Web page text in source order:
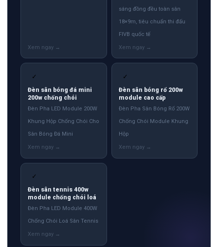
sáng đồng đều toàn sân
18×9m, tiêu chuẩn thi đấu
FIVB quốc tế
✓
Đèn sân bóng đá mini
200w chống chói
Đèn Pha LED Module 200W
Khung Hộp Chống Chói Cho
Sân Bóng Đá Mini
✓
Đèn sân bóng rổ 200w
module cao cấp
Đèn Pha Sân Bóng Rổ 200W
Chống Chói Module Khung
Hộp
✓
Đèn sân tennis 400w
module chống chói loá
Đèn Pha LED Module 400W
Chống Chói Loá Sân Tennis